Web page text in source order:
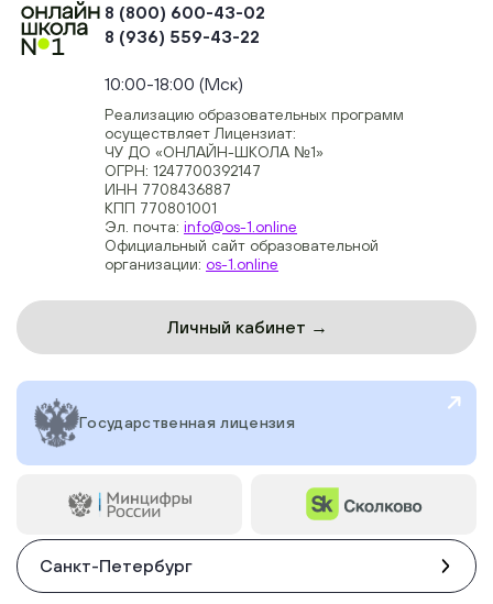
8 (800) 600-43-02
8 (936) 559-43-22
10:00-18:00 (Мск)
Реализацию образовательных программ
осуществляет Лицензиат:
ЧУ ДО «ОНЛАЙН-ШКОЛА №1»
ОГРН: 1247700392147
ИНН 7708436887
КПП 770801001
Эл. почта: info@os-1.online
Официальный сайт образовательной
организации: os-1.online
Личный кабинет →
Государственная лицензия
Санкт-Петербург